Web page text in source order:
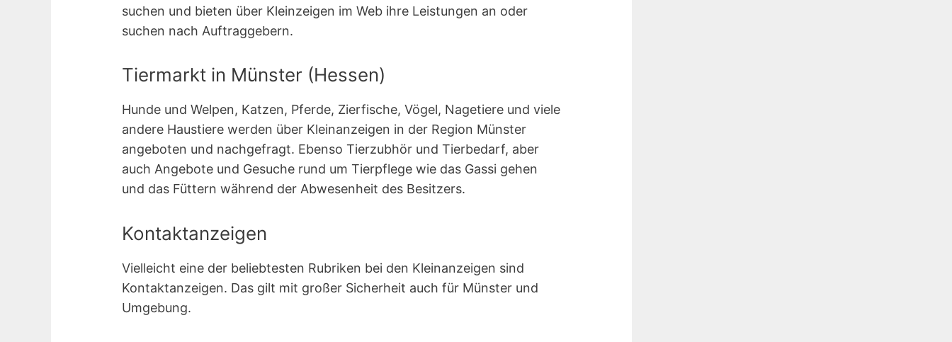
suchen und bieten über Kleinzeigen im Web ihre Leistungen an oder
suchen nach Auftraggebern.
Tiermarkt in Münster (Hessen)
Hunde und Welpen, Katzen, Pferde, Zierfische, Vögel, Nagetiere und viele
andere Haustiere werden über Kleinanzeigen in der Region Münster
angeboten und nachgefragt. Ebenso Tierzubhör und Tierbedarf, aber
auch Angebote und Gesuche rund um Tierpflege wie das Gassi gehen
und das Füttern während der Abwesenheit des Besitzers.
Kontaktanzeigen
Vielleicht eine der beliebtesten Rubriken bei den Kleinanzeigen sind
Kontakt­anzeigen. Das gilt mit großer Sicherheit auch für Münster und
Umgebung.